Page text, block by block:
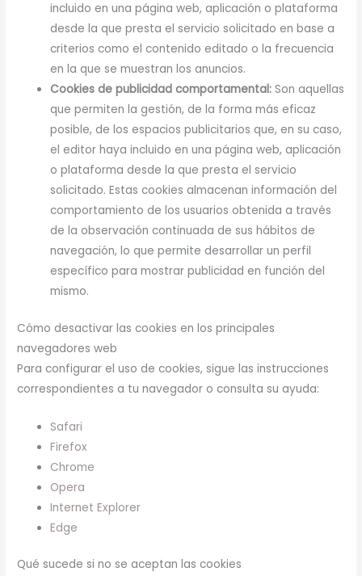
incluido en una página web, aplicación o plataforma
desde la que presta el servicio solicitado en base a
criterios como el contenido editado o la frecuencia
en la que se muestran los anuncios.
Cookies de publicidad comportamental: Son aquellas
que permiten la gestión, de la forma más eficaz
posible, de los espacios publicitarios que, en su caso,
el editor haya incluido en una página web, aplicación
o plataforma desde la que presta el servicio
solicitado. Estas cookies almacenan información del
comportamiento de los usuarios obtenida a través
de la observación continuada de sus hábitos de
navegación, lo que permite desarrollar un perfil
específico para mostrar publicidad en función del
mismo.
Cómo desactivar las cookies en los principales
navegadores web
Para configurar el uso de cookies, sigue las instrucciones
correspondientes a tu navegador o consulta su ayuda:
Safari
Firefox
Chrome
Opera
Internet Explorer
Edge
Qué sucede si no se aceptan las cookies